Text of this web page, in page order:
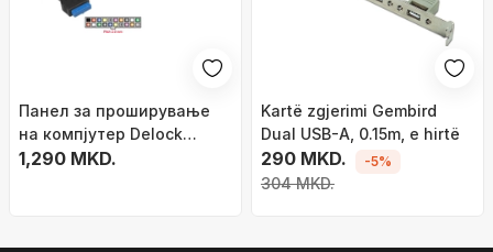
Панел за проширување
на компјутер Delock
84836, 2 USB 3.0 порти
1,290 MKD.
Kartë zgjerimi Gembird
Dual USB-A, 0.15m, e hirtë
290 MKD.
304 MKD.
-5%